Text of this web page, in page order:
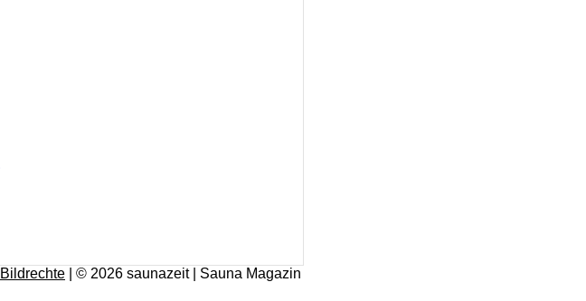
Bildrechte | © 2026 saunazeit | Sauna Magazin